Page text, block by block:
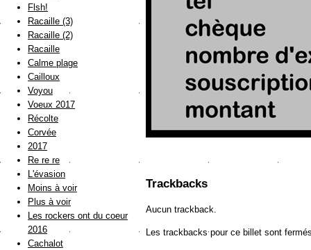
Trackbacks
Aucun trackback.
Les trackbacks pour ce billet sont
Flsh!
Racaille (3)
Racaille (2)
Racaille
Calme plage
Cailloux
Voyou
Voeux 2017
Récolte
Corvée
2017
Re re re
L'évasion
Moins à voir
Plus à voir
Les rockers ont du coeur
2016
Cachalot